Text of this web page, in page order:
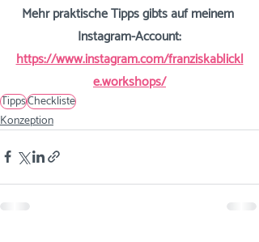
Mehr praktische Tipps gibts auf meinem
Instagram-Account:
https://www.instagram.com/franziskablickl
e.workshops/
TippsCheckliste
Konzeption